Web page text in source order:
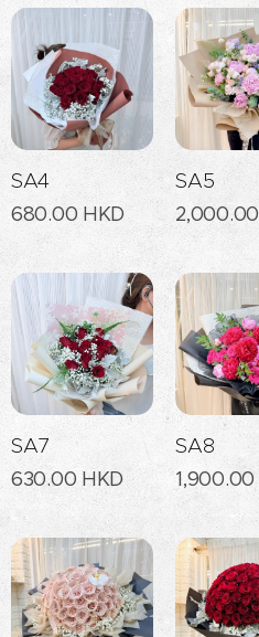
SA4
680.00 HKD
SA5
2,000.00
SA7
630.00 HKD
SA8
1,900.00